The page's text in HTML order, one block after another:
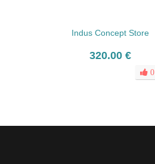
Indus Concept Store
320.00 €
0